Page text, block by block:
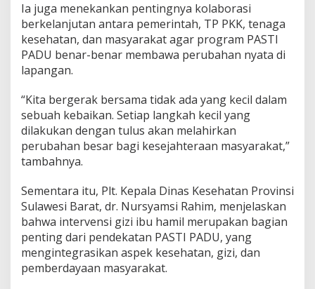
Ia juga menekankan pentingnya kolaborasi
berkelanjutan antara pemerintah, TP PKK, tenaga
kesehatan, dan masyarakat agar program PASTI
PADU benar-benar membawa perubahan nyata di
lapangan.
“Kita bergerak bersama tidak ada yang kecil dalam
sebuah kebaikan. Setiap langkah kecil yang
dilakukan dengan tulus akan melahirkan
perubahan besar bagi kesejahteraan masyarakat,”
tambahnya.
Sementara itu, Plt. Kepala Dinas Kesehatan Provinsi
Sulawesi Barat, dr. Nursyamsi Rahim, menjelaskan
bahwa intervensi gizi ibu hamil merupakan bagian
penting dari pendekatan PASTI PADU, yang
mengintegrasikan aspek kesehatan, gizi, dan
pemberdayaan masyarakat.